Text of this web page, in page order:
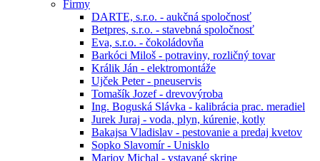
Firmy
DARTE, s.r.o. - aukčná spoločnosť
Betpres, s.r.o. - stavebná spoločnosť
Eva, s.r.o. - čokoládovňa
Barkóci Miloš - potraviny, rozličný tovar
Králik Ján - elektromontáže
Ujček Peter - pneuservis
Tomašík Jozef - drevovýroba
Ing. Boguská Slávka - kalibrácia prac. meradiel
Jurek Juraj - voda, plyn, kúrenie, kotly
Bakajsa Vladislav - pestovanie a predaj kvetov
Sopko Slavomír - Unisklo
Marjov Michal - vstavané skrine